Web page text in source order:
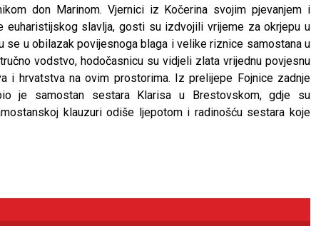
don Marinom. Vjernici iz Kočerina svojim pjevanjem i
euharistijskog slavlja, gosti su izdvojili vrijeme za okrjepu u
se u obilazak povijesnoga blaga i velike riznice samostana u
vodstvo, hodočasnicu su vidjeli zlata vrijednu povjesnu
i hrvatstva na ovim prostorima. Iz prelijepe Fojnice zadnje
je samostan sestara Klarisa u Brestovskom, gdje su
klauzuri odiše ljepotom i radinošću sestara koje